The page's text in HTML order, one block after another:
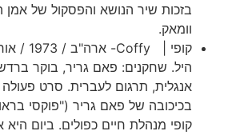
בזכות שיר הנושא והפסקול של אמן
וומאק.
היל. שחקנים: פאם גריר, בוקר ברדשו,
אנגלית, תרגום לעברית. סרט פעולה
בכיכובה של פאם גריר ("פוקסי
קופי מנהלת חיים כפולים. ביום היא